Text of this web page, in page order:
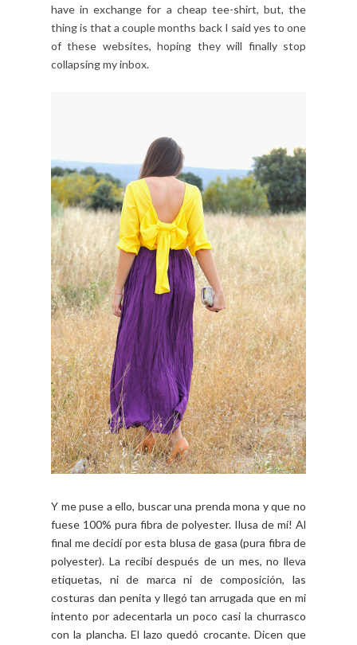
have in exchange for a cheap tee-shirt, but, the
thing is that a couple months back I said yes to one
of these websites, hoping they will finally stop
collapsing my inbox.
Y me puse a ello, buscar una prenda mona y que no
fuese 100% pura fibra de polyester. Ilusa de mí! Al
final me decidí por esta blusa de gasa (pura fibra de
polyester). La recibí después de un mes, no lleva
etiquetas, ni de marca ni de composición, las
costuras dan penita y llegó tan arrugada que en mi
intento por adecentarla un poco casi la churrasco
con la plancha. El lazo quedó crocante. Dicen que